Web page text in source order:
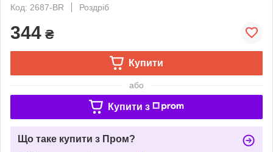
Код: 2687-BR
Роздріб
344 ₴
Купити
або
Купити з
Що таке купити з Пром?